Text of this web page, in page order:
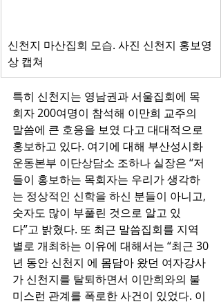
신천지 마산집회 모습. 사진 신천지 홍보영
상 캡쳐
특히 신천지는 영남권과 서울집회에 목
회자 200여명이 참석해 이만희 교주의
말씀에 큰 호응을 보였 다고 대대적으로
홍보하고 있다. 여기에 대해 부산성시화
운동본부 이단상담소 조하나 실장은 “저
들이 홍보하는 목회자는 우리가 생각하
는 정상적인 신학을 하신 분들이 아니고,
숫자도 많이 부풀린 것으로 알고 있
다”고 밝혔다. 또 최근 말씀집회를 지역
별로 개최하는 이유에 대해서는 “최근 30
년 동안 신천지 에 몸담아 왔던 여자강사
가 신천지를 탈퇴하면서 이만희와의 불
미스런 관계를 폭로한 사건이 있었다. 이